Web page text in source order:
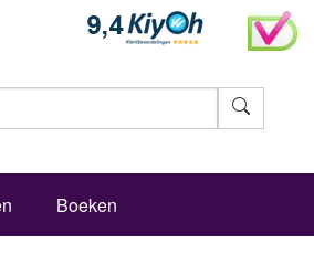
Boeken